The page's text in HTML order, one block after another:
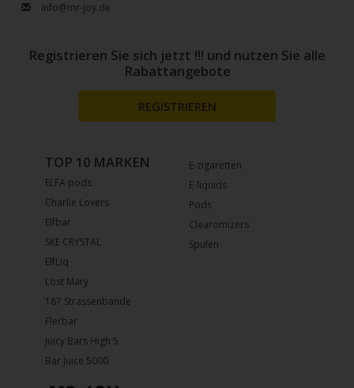
info@mr-joy.de
E-zigaretten
E-liquids
Pods
Clearomizers
Spulen
TOP 10 MARKEN
ELFA pods
Charlie Lovers
Elfbar
SKE CRYSTAL
ElfLiq
Lost Mary
187 Strassenbande
Flerbar
Juicy Bars High 5
Bar Juice 5000
Registrieren Sie sich jetzt !!! und nutzen Sie alle
Rabattangebote
REGISTRIEREN